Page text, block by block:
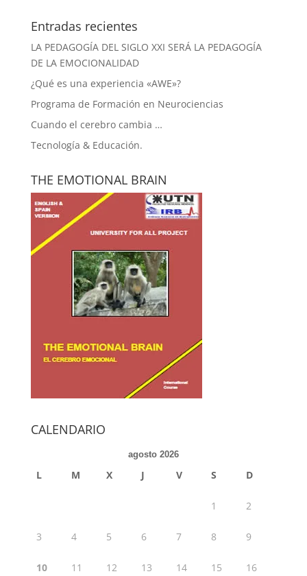
Entradas recientes
LA PEDAGOGÍA DEL SIGLO XXI SERÁ LA PEDAGOGÍA
DE LA EMOCIONALIDAD
¿Qué es una experiencia «AWE»?
Programa de Formación en Neurociencias
Cuando el cerebro cambia …
Tecnología & Educación.
THE EMOTIONAL BRAIN
CALENDARIO
agosto 2026
L M X J V S D
1 2
3 4 5 6 7 8 9
10 11 12 13 14 15 16